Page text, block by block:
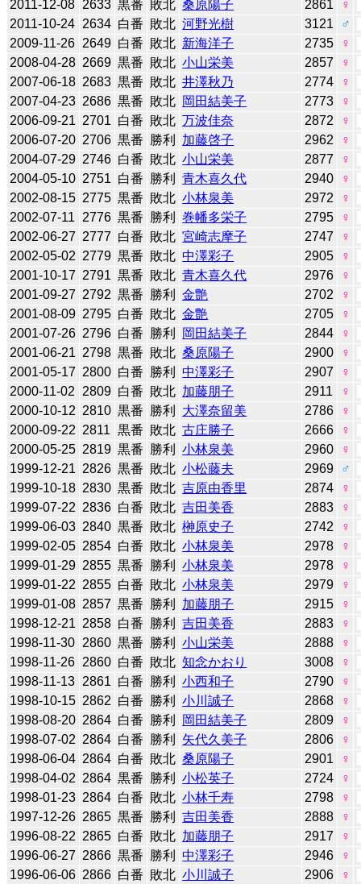
2011-12-08 2633 黒番 敗北 桑原陽子 2861
♀
2011-10-24 2634 白番 敗北 河野光樹 3121
♂
2009-11-26 2649 白番 敗北 新海洋子 2735
♀
2008-04-28 2669 黒番 敗北 小山栄美 2857
♀
2007-06-18 2683 黒番 敗北 井澤秋乃 2774
♀
2007-04-23 2686 黒番 敗北 岡田結美子 2773
♀
2006-09-21 2701 白番 敗北 万波佳奈 2872
♀
2006-07-20 2706 黒番 勝利 加藤啓子 2962
♀
2004-07-29 2746 白番 敗北 小山栄美 2877
♀
2004-05-10 2751 白番 勝利 青木喜久代 2940
♀
2002-08-15 2775 黒番 敗北 小林泉美 2972
♀
2002-07-11
2776 黒番 勝利 巻幡多栄子 2795
♀
2002-06-27 2777 白番 敗北 宮崎志摩子 2747
♀
2002-05-02 2779 黒番 敗北 中澤彩子 2905
♀
2001-10-17 2791 黒番 敗北 青木喜久代 2976
♀
2001-09-27 2792 黒番 勝利 金艶 2702
♀
2001-08-09 2795 白番 敗北 金艶 2705
♀
2001-07-26 2796 白番 勝利 岡田結美子 2844
♀
2001-06-21 2798 黒番 敗北 桑原陽子 2900
♀
2001-05-17 2800 白番 勝利 中澤彩子 2907
♀
2000-11-02
2809 白番 敗北 加藤朋子 2911
♀
2000-10-12 2810 黒番 勝利 大澤奈留美 2786
♀
2000-09-22 2811 黒番 敗北 古庄勝子 2666
♀
2000-05-25 2819 黒番 勝利 小林泉美 2960
♀
1999-12-21 2826 黒番 敗北 小松藤夫 2969
♂
1999-10-18 2830 黒番 敗北 吉原由香里 2874
♀
1999-07-22 2836 白番 敗北 吉田美香 2883
♀
1999-06-03 2840 黒番 敗北 榊原史子 2742
♀
1999-02-05 2854 白番 敗北 小林泉美 2978
♀
1999-01-29 2855 黒番 勝利 小林泉美 2978
♀
1999-01-22 2855 白番 敗北 小林泉美 2979
♀
1999-01-08 2857 黒番 勝利 加藤朋子 2915
♀
1998-12-21 2858 白番 勝利 吉田美香 2883
♀
1998-11-30 2860 黒番 勝利 小山栄美 2888
♀
1998-11-26 2860 白番 敗北 知念かおり 3008
♀
1998-11-13 2861 白番 勝利 小西和子 2790
♀
1998-10-15 2862 白番 勝利 小川誠子 2868
♀
1998-08-20 2864 白番 勝利 岡田結美子 2809
♀
1998-07-02 2864 白番 勝利 矢代久美子 2806
♀
1998-06-04 2864 白番 敗北 桑原陽子 2901
♀
1998-04-02 2864 黒番 勝利 小松英子 2724
♀
1998-01-23 2864 白番 敗北 小林千寿 2798
♀
1997-12-26 2865 黒番 勝利 吉田美香 2888
♀
1996-08-22 2865 白番 敗北 加藤朋子 2917
♀
1996-06-27 2866 黒番 勝利 中澤彩子 2946
♀
1996-06-06 2866 白番 敗北 小川誠子 2906
♀